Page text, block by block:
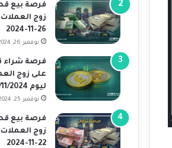
فرصة بيع
26-11-2024
نوفمبر 26, 2024
فرصة شراء
ليوم 25/11/2024
نوفمبر 25, 2024
فرصة بيع
22-11-2024